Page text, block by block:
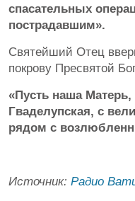
спасательных
пострадавшим».
Святейший Отец
покрову Пресвятой
«Пусть наша
Гваделупская, с
рядом с
Источник: Радио